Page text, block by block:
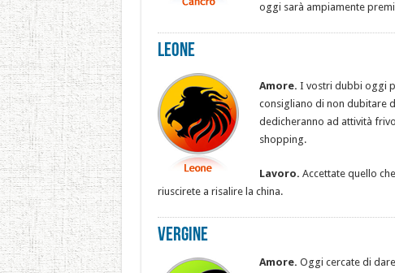
oggi sarà ampiamente
Leone
Amore. I vostri dubbi oggi
consigliano di non dubitare
dedicheranno ad attività
shopping.
Lavoro. Accettate quello
riuscirete a risalire la china.
Vergine
Amore. Oggi cercate di